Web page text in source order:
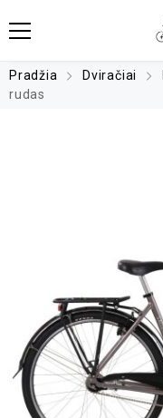
Pradžia Dviračiai
rudas